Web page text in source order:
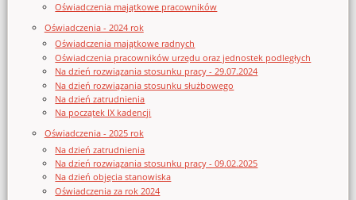
Oświadczenia majątkowe pracowników
Oświadczenia - 2024 rok
Oświadczenia majątkowe radnych
Oświadczenia pracowników urzędu oraz jednostek podległych
Na dzień rozwiązania stosunku pracy - 29.07.2024
Na dzień rozwiązania stosunku służbowego
Na dzień zatrudnienia
Na początek IX kadencji
Oświadczenia - 2025 rok
Na dzień zatrudnienia
Na dzień rozwiązania stosunku pracy - 09.02.2025
Na dzień objęcia stanowiska
Oświadczenia za rok 2024